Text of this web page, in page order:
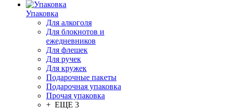
Упаковка
Для алкоголя
Для блокнотов и
ежедневников
Для флешек
Для ручек
Для кружек
Подарочные пакеты
Подарочная упаковка
Прочая упаковка
+ ЕЩЕ 3